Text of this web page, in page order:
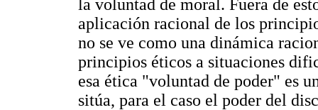
la voluntad de moral. Fuera de
aplicación racional de los
no se ve como una dinámica
principios éticos a situaciones
esa ética "voluntad de poder" es
sitúa, para el caso el poder del